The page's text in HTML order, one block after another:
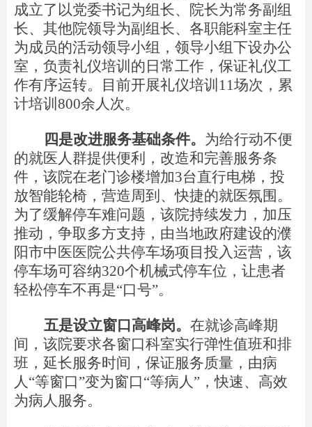
成立了以党委书记为组长、院长为常务副组
长、其他院领导为副组长、各职能科室主任
为成员的活动领导小组，领导小组下设办公
室，负责礼仪培训的日常工作，保证礼仪工
作有序运转。目前开展礼仪培训 11场次，累
计培训 800余人次。
四是改进服务基础条件。 为给行动不便
的就医人群提供便利，改造和完善服务条
件，该院在老门诊楼增加3台直行电梯，投
放智能轮椅，营造周到、快捷的就医氛围。
为了缓解停车难问题，该院持续发力，加压
推动，争取多方支持，由当地政府建设的濮
阳市中医医院公共停车场项目投入运营，该
停车场可容纳320个机械式停车位，让患者
轻松停车不再是“口号”。
五是设立窗口高峰岗。 在就诊高峰期
间，该院要求各窗口科室实行弹性值班和排
班，延长服务时间，保证服务质量，由病
人“等窗口”变为窗口“等病人” ，快速、高效
为病人服务。